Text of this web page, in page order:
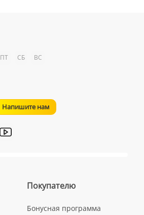
ПТ СБ ВС
Напишите нам
Покупателю
Бонусная программа